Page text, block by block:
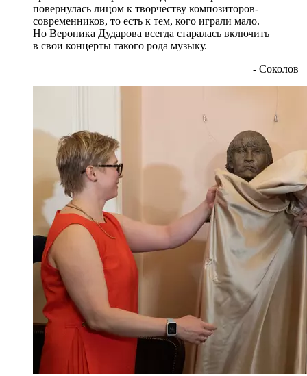
повернулась лицом к творчеству композиторов-
современников, то есть к тем, кого играли мало.
Но Вероника Дударова всегда старалась включить
в свои концерты такого рода музыку.
- Соколов